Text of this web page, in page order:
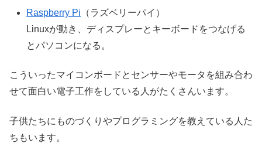
Raspberry Pi （ラズベリーパイ）
Linuxが動き、ディスプレーとキーボードをつなげる
とパソコンになる。
こういったマイコンボードとセンサーやモータを組み合わ
せて面白い電子工作をしている人がたくさんいます。
子供たちにものづくりやプログラミングを教えている人た
ちもいます。